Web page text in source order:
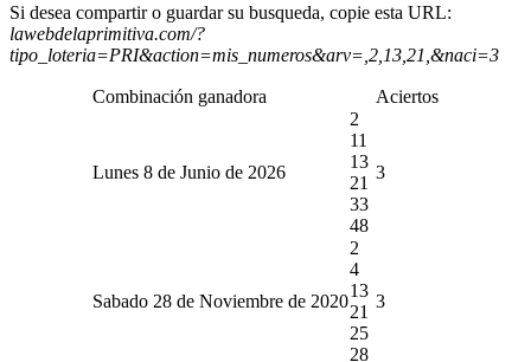
Si desea compartir o guardar su busqueda, copie esta URL:
lawebdelaprimitiva.com/?
tipo_loteria=PRI&action=mis_numeros&arv=,2,13,21,&naci=3
Combinación ganadora Aciertos
Lunes 8 de Junio de 2026
2
11
13
21
33
48
3
Sabado 28 de Noviembre de 2020
2
4
13
21
25
28
3